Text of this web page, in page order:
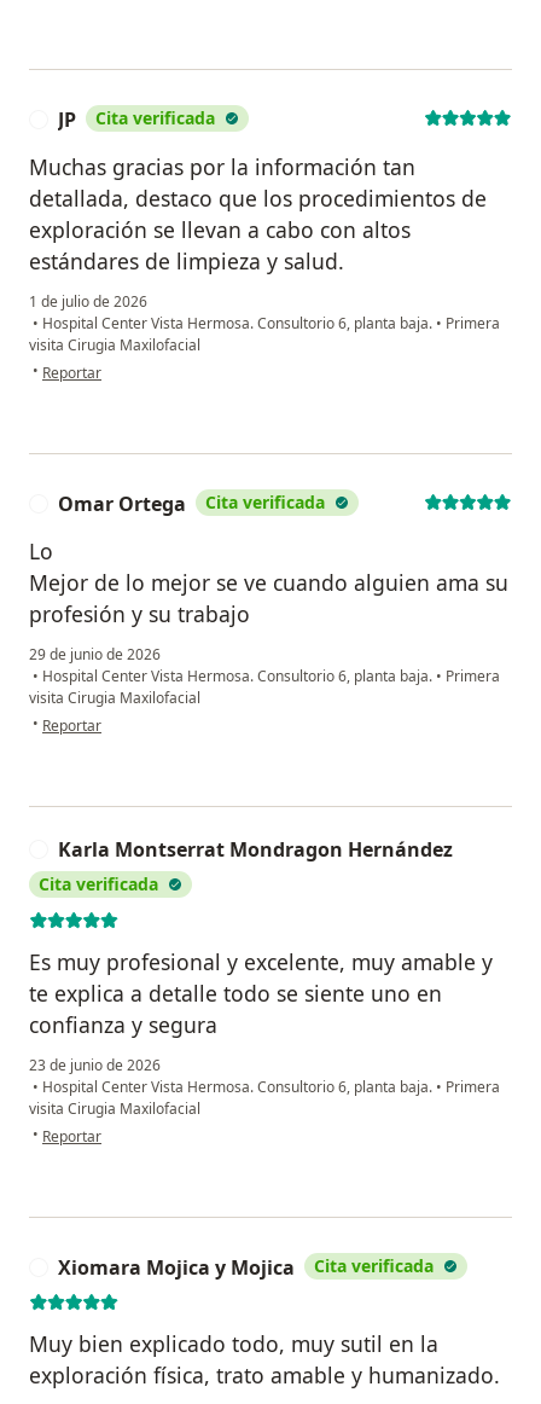
JP Cita verificada
Muchas gracias por la información tan
detallada, destaco que los procedimientos de
exploración se llevan a cabo con altos
estándares de limpieza y salud.
1 de julio de 2026
• Hospital Center Vista Hermosa. Consultorio 6, planta baja. • Primera
visita Cirugia Maxilofacial
• en opinión del usuario JP
Reportar
Omar Ortega Cita verificada
Lo
Mejor de lo mejor se ve cuando alguien ama su
profesión y su trabajo
29 de junio de 2026
• Hospital Center Vista Hermosa. Consultorio 6, planta baja. • Primera
visita Cirugia Maxilofacial
• en opinión del usuario Omar Ortega
Reportar
Karla Montserrat Mondragon Hernández
Cita verificada
Es muy profesional y excelente, muy amable y
te explica a detalle todo se siente uno en
confianza y segura
23 de junio de 2026
• Hospital Center Vista Hermosa. Consultorio 6, planta baja. • Primera
visita Cirugia Maxilofacial
• en opinión del usuario Karla Montserrat Mondragon Hernández
Reportar
Xiomara Mojica y Mojica Cita verificada
Muy bien explicado todo, muy sutil en la
exploración física, trato amable y humanizado.